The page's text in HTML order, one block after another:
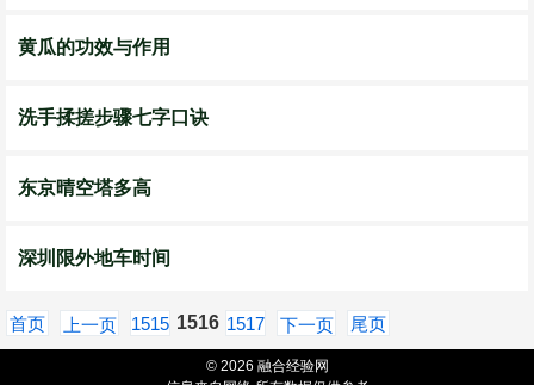
黄瓜的功效与作用
洗手揉搓步骤七字口诀
东京晴空塔多高
深圳限外地车时间
首页 上一页 1515 1516 1517 下一页 尾页
© 2026 融合经验网